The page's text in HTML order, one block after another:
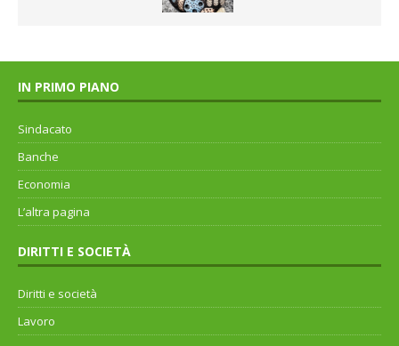
IN PRIMO PIANO
Sindacato
Banche
Economia
L’altra pagina
DIRITTI E SOCIETÀ
Diritti e società
Lavoro